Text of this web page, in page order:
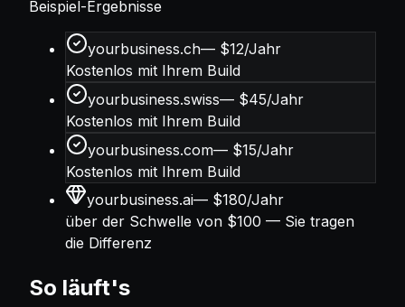
Beispiel-Ergebnisse
yourbusiness.ch— $12/Jahr
Kostenlos mit Ihrem Build
yourbusiness.swiss— $45/Jahr
Kostenlos mit Ihrem Build
yourbusiness.com— $15/Jahr
Kostenlos mit Ihrem Build
yourbusiness.ai— $180/Jahr
über der Schwelle von $100 — Sie tragen
die Differenz
So läuft's